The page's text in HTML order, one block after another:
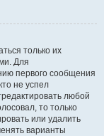
только их
Для
первого сообщения
не успел
любой
то только
или удалить
варианты